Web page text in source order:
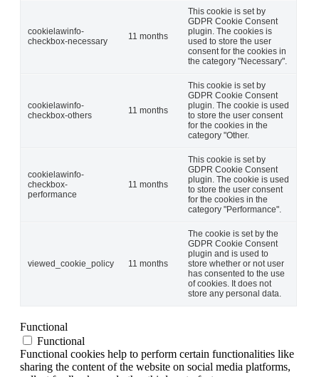
cookielawinfo-
checkbox-necessary
11 months
This cookie is set by
GDPR Cookie Consent
plugin. The cookies is
used to store the user
consent for the cookies in
the category "Necessary".
cookielawinfo-
checkbox-others
11 months
This cookie is set by
GDPR Cookie Consent
plugin. The cookie is used
to store the user consent
for the cookies in the
category "Other.
cookielawinfo-
checkbox-
performance
11 months
This cookie is set by
GDPR Cookie Consent
plugin. The cookie is used
to store the user consent
for the cookies in the
category "Performance".
viewed_cookie_policy 11 months
The cookie is set by the
GDPR Cookie Consent
plugin and is used to
store whether or not user
has consented to the use
of cookies. It does not
store any personal data.
Functional
Functional
Functional cookies help to perform certain functionalities like
sharing the content of the website on social media platforms,